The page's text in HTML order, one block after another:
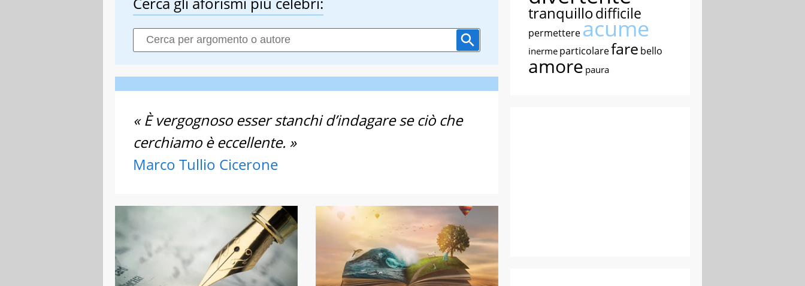
« È vergognoso esser stanchi d’indagare se ciò che
cerchiamo è eccellente. »
Marco Tullio Cicerone
tranquillodifficile
permettereacume
inerme particolarefare bello
amore paura